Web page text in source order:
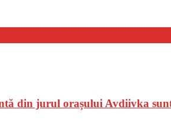
din jurul orașului Avdiivka